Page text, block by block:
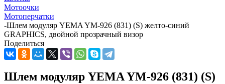
Мотоочки
Мотоперчатки
-Шлем модуляр YEMA YM-926 (831) (S) желто-синий
GRAPHICS, двойной прозрачный визор
Поделиться
Шлем модуляр YEMA YM-926 (831) (S)